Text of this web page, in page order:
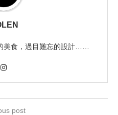
美食，過目難忘的設計……
post